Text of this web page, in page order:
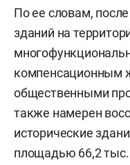
По ее словам,
зданий на
компенсационным
общественными
также намерен
исторические
площадью 66,2